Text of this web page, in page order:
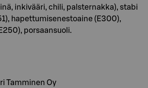
inkivääri, chili, palsternakka), stabi
hapettumisenestoaine (E300),
porsaansuoli.
Tamminen Oy